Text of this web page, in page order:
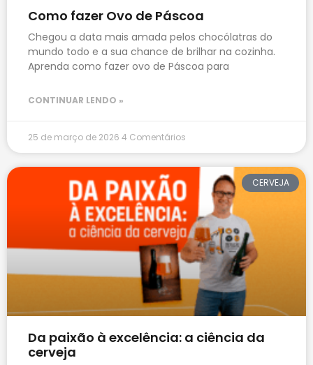
Como fazer Ovo de Páscoa
Chegou a data mais amada pelos chocólatras do
mundo todo e a sua chance de brilhar na cozinha.
Aprenda como fazer ovo de Páscoa para
CONTINUAR LENDO »
25 de março de 2026 4 Comentários
CERVEJA
Da paixão à excelência: a ciência da
cerveja